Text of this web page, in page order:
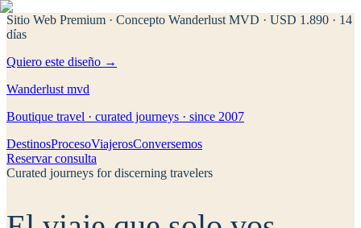
Sitio Web Premium · Concepto Wanderlust MVD · USD 1.890 · 14
días
Quiero este diseño →
Wanderlust mvd
Boutique travel · curated journeys · since 2007
DestinosProcesoViajerosConversemos
Reservar consulta
Curated journeys for discerning travelers